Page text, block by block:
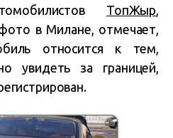
ТопЖыр,
в Милане, отмечает,
относится к тем,
увидеть за границей,